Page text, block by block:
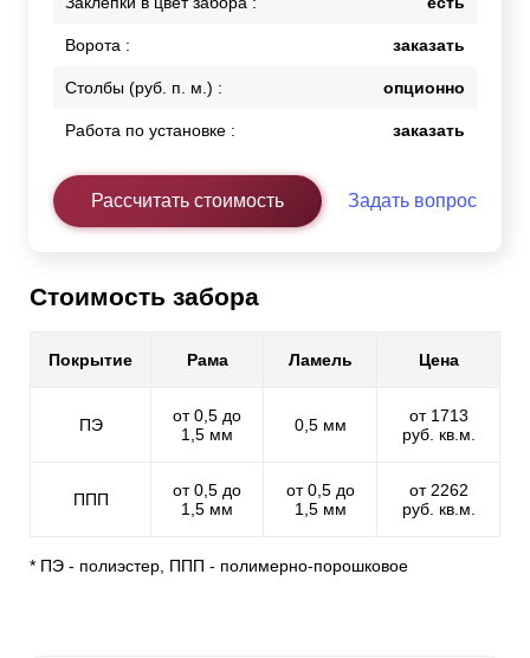
Ворота : заказать
Столбы (руб. п. м.) : опционно
Работа по установке : заказать
Рассчитать стоимость Задать вопрос
Стоимость забора
Покрытие Рама Ламель Цена
ПЭ
от 0,5 до
1,5 мм
0,5 мм
от 1713
руб. кв.м.
ППП
от 0,5 до
1,5 мм
от 0,5 до
1,5 мм
от 2262
руб. кв.м.
* ПЭ - полиэстер, ППП - полимерно-порошковое